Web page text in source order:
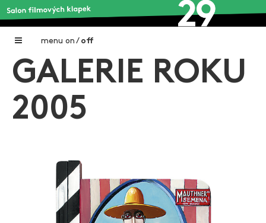
menu on / off
Home
Galerie filmových klapek
O projektu
Aktuální výstavy
GALERIE ROKU
2005